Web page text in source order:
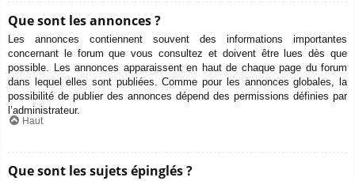
Que sont les annonces ?
Les annonces contiennent souvent des informations importantes
concernant le forum que vous consultez et doivent être lues dès que
possible. Les annonces apparaissent en haut de chaque page du forum
dans lequel elles sont publiées. Comme pour les annonces globales, la
possibilité de publier des annonces dépend des permissions définies par
l’administrateur.
Haut
Que sont les sujets épinglés ?